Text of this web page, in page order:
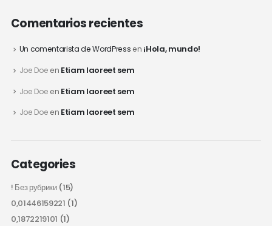
Comentarios recientes
Un comentarista de WordPress en ¡Hola, mundo!
Joe Doe en Etiam laoreet sem
Joe Doe en Etiam laoreet sem
Joe Doe en Etiam laoreet sem
Categories
! Без рубрики(15)
0,01446159221 (1)
0,1872219101 (1)